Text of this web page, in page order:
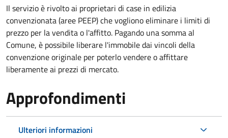
Il servizio è rivolto ai proprietari di case in edilizia
convenzionata (aree PEEP) che vogliono eliminare i limiti di
prezzo per la vendita o l'affitto. Pagando una somma al
Comune, è possibile liberare l'immobile dai vincoli della
convenzione originale per poterlo vendere o affittare
liberamente ai prezzi di mercato.
Approfondimenti
Ulteriori informazioni